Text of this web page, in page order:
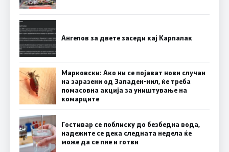
Ангелов за двете заседи кај Карпалак
Марковски: Ако ни се појават нови случаи
на заразени од Западен-нил, ќе треба
помасовна акција за уништување на
комарците
Гостивар се поблиску до безбедна вода,
надежите се дека следната недела ќе
може да се пие и готви